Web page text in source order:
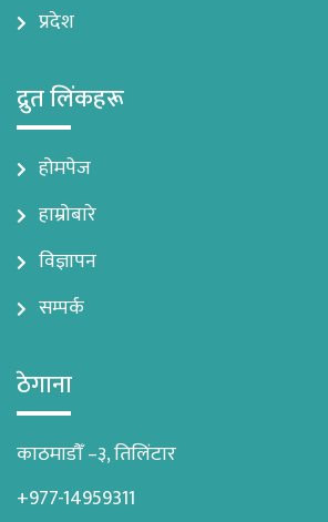
प्रदेश
द्रुत लिंकहरू
होमपेज
हाम्रोबारे
विज्ञापन
सम्पर्क
ठेगाना
काठमाडौँ –३, तिलिंटार
+977-14959311